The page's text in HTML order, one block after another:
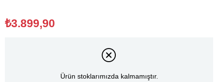
₺3.899,90
Ürün stoklarımızda kalmamıştır.